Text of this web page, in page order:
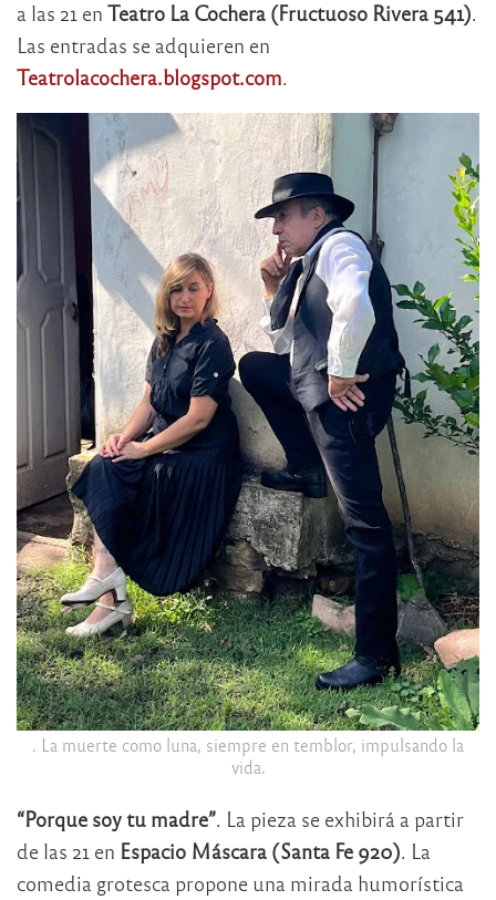
a las 21 en Teatro La Cochera (Fructuoso Rivera 541).
Las entradas se adquieren en
Teatrolacochera.blogspot.com.
. La muerte como luna, siempre en temblor, impulsando la
vida.
“Porque soy tu madre”. La pieza se exhibirá a partir
de las 21 en Espacio Máscara (Santa Fe 920). La
comedia grotesca propone una mirada humorística